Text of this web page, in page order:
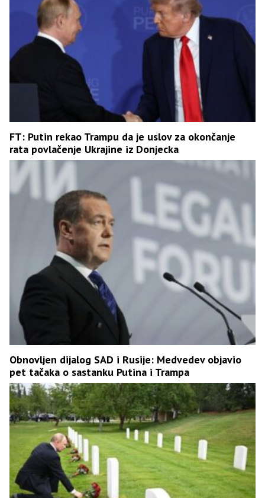
FT: Putin rekao Trampu da je uslov za okončanje
rata povlačenje Ukrajine iz Donjecka
Obnovljen dijalog SAD i Rusije: Medvedev objavio
pet tačaka o sastanku Putina i Trampa